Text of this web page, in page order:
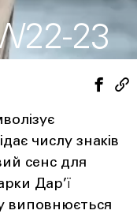
23
числу знаків
сенс для
Дар’ї
виповнюється